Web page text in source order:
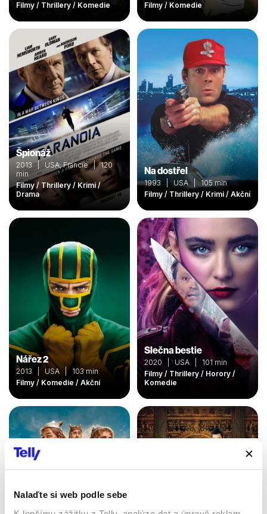
Nalaďte si web podle sebe
Filmy / Thrillery / Komedie
Filmy / Komedie
Špionáž
2013 | USA, Francie | 120
min
Filmy / Thrillery / Krimi /
Drama
Na dostřel
1993 | USA | 105 min
Filmy / Thrillery / Krimi / Akční
Nářez 2
2013 | USA | 103 min
Filmy / Komedie / Akční
Slečna bestie
2020 | USA | 101 min
Filmy / Thrillery / Horory /
Komedie